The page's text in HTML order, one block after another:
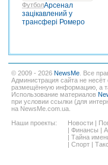
ФутболАрсенал
зацікавлений у
трансфері Ромеро
© 2009 - 2026 NewsMe . Все
Администрация сайта не несёт
размещённую информацию, а
Использование материалов
при условии ссылки (для
на NewsMe.com.ua.
Наши проекты:
Новости |
| Финансы |
| Тайна
| Спорт |